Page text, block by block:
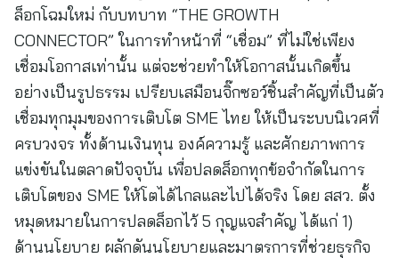
ล็อกโฉมใหม่ กับบทบาท “THE GROWTH
CONNECTOR” ในการทำหน้าที่ “เชื่อม” ที่ไม่ใช่เพียง
เชื่อมโอกาสเท่านั้น แต่จะช่วยทำให้โอกาสนั้นเกิดขึ้น
อย่างเป็นรูปธรรม เปรียบเสมือนจิ๊กซอว์ชิ้นสำคัญที่เป็นตัว
เชื่อมทุกมุมของการเติบโต SME ไทย ให้เป็นระบบนิเวศที่
ครบวงจร ทั้งด้านเงินทุน องค์ความรู้ และศักยภาพการ
แข่งขันในตลาดปัจจุบัน เพื่อปลดล็อกทุกข้อจำกัดในการ
เติบโตของ SME ให้โตได้ไกลและไปได้จริง โดย สสว. ตั้ง
หมุดหมายในการปลดล็อกไว้ 5 กุญแจสำคัญ ได้แก่ 1)
ด้านนโยบาย ผลักดันนโยบายและมาตรการที่ช่วยธุรกิจ